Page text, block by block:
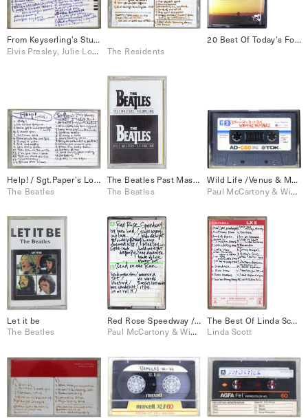
From Keyserling’s Studio (1985 Wien)
Elvis Presley, Julie London
The Residents
20 Best Of Today’s Folkmusic Alexis Sorbas, El Condor Pasa, etc.
Help! / Sgt.Paper’s Lonely Hearts Club Band
The Beatles
The Beatles Past Masters・Volume One
The Beatles
Wild Life /Venus & Mars
Paul McCartony & Wings
Let it be
The Beatles
Red Rose Speedway / Band on the run
Paul McCartony & Wings
The Best Of Linda Scott
Linda Scott